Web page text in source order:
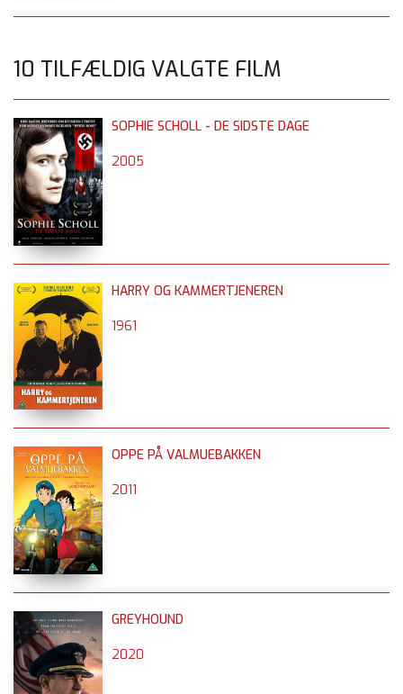
10 TILFÆLDIG VALGTE FILM
SOPHIE SCHOLL - DE SIDSTE DAGE
2005
HARRY OG KAMMERTJENEREN
1961
OPPE PÅ VALMUEBAKKEN
2011
GREYHOUND
2020